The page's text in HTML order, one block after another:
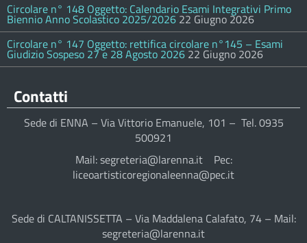
Circolare n° 148 Oggetto: Calendario Esami Integrativi Primo
Biennio Anno Scolastico 2025/2026 22 Giugno 2026
Circolare n° 147 Oggetto: rettifica circolare n°145 – Esami
Giudizio Sospeso 27 e 28 Agosto 2026 22 Giugno 2026
Contatti
Sede di ENNA – Via Vittorio Emanuele, 101 – Tel. 0935
500921
Mail: segreteria@larenna.it Pec:
liceoartisticoregionaleenna@pec.it
Sede di CALTANISSETTA – Via Maddalena Calafato, 74 – Mail:
segreteria@larenna.it